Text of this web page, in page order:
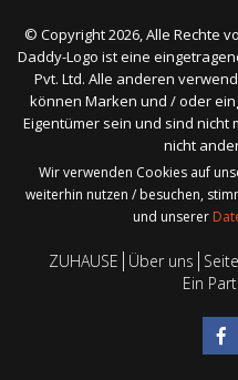
© Copyright 2026, Alle Rechte
Daddy-Logo ist eine
Pvt. Ltd. Alle anderen
können Marken und / oder
Eigentümer sein und sind nicht
nicht
Wir verwenden Cookies auf
weiterhin nutzen / besuchen,
und unserer
ZUHAUSE Über uns
Ein